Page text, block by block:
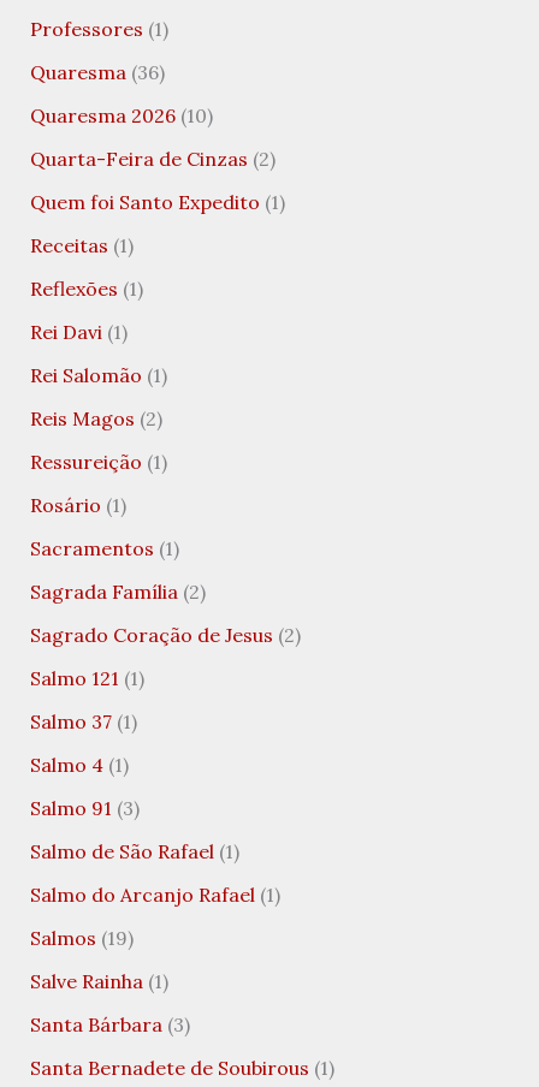
Professores (1)
Quaresma (36)
Quaresma 2026(10)
Quarta-Feira de Cinzas (2)
Quem foi Santo Expedito (1)
Receitas (1)
Reflexões (1)
Rei Davi (1)
Rei Salomão (1)
Reis Magos (2)
Ressureição (1)
Rosário (1)
Sacramentos (1)
Sagrada Família (2)
Sagrado Coração de Jesus (2)
Salmo 121 (1)
Salmo 37(1)
Salmo 4(1)
Salmo 91 (3)
Salmo de São Rafael (1)
Salmo do Arcanjo Rafael (1)
Salmos (19)
Salve Rainha (1)
Santa Bárbara (3)
Santa Bernadete de Soubirous (1)